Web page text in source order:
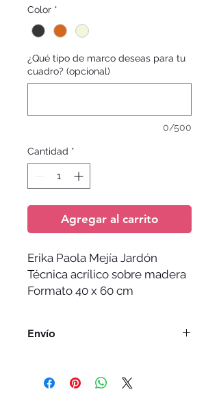
Color *
¿Qué tipo de marco deseas para tu
cuadro? (opcional)
0/500
Cantidad *
Agregar al carrito
Erika Paola Mejía Jardón
Técnica acrílico sobre madera
Formato 40 x 60 cm
Envío